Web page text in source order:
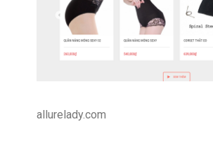
allurelady.com